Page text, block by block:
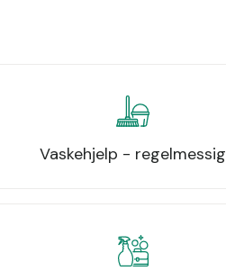
Vaskehjelp - regelmessig